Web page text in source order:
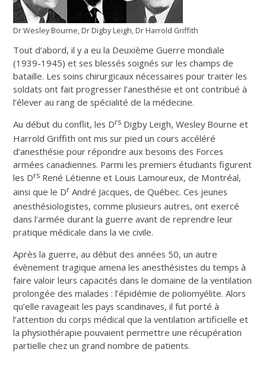
Dr Wesley Bourne, Dr Digby Leigh, Dr Harrold Griffith
Tout d’abord, il y a eu la Deuxième Guerre mondiale
(1939-1945) et ses blessés soignés sur les champs de
bataille. Les soins chirurgicaux nécessaires pour traiter les
soldats ont fait progresser l’anesthésie et ont contribué à
l’élever au rang de spécialité de la médecine.
Au début du conflit, les Drs Digby Leigh, Wesley Bourne et
Harrold Griffith ont mis sur pied un cours accéléré
d’anesthésie pour répondre aux besoins des Forces
armées canadiennes. Parmi les premiers étudiants figurent
les Drs René Létienne et Louis Lamoureux, de Montréal,
ainsi que le Dr André Jacques, de Québec. Ces jeunes
anesthésiologistes, comme plusieurs autres, ont exercé
dans l’armée durant la guerre avant de reprendre leur
pratique médicale dans la vie civile.
Après la guerre, au début des années 50, un autre
évènement tragique amena les anesthésistes du temps à
faire valoir leurs capacités dans le domaine de la ventilation
prolongée des malades : l’épidémie de poliomyélite. Alors
qu’elle ravageait les pays scandinaves, il fut porté à
l’attention du corps médical que la ventilation artificielle et
la physiothérapie pouvaient permettre une récupération
partielle chez un grand nombre de patients.